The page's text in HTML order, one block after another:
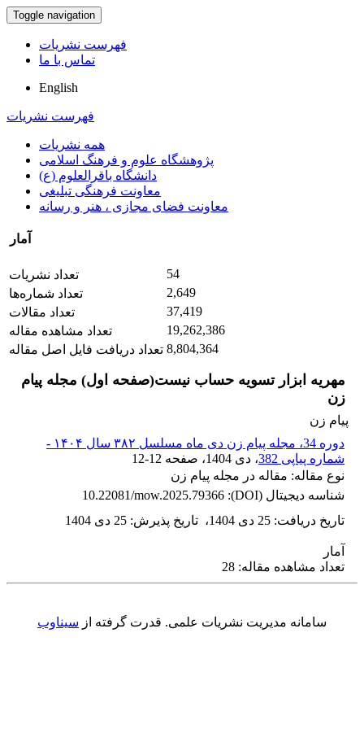
Toggle navigation
فهرست نشریات
تماس با ما
English
فهرست نشریات
همه نشریات
پژوهشگاه علوم و فرهنگ اسلامی
دانشگاه باقرالعلوم (ع)
معاونت فرهنگی تبلیغی
معاونت فضای مجازی ، هنر و رسانه
آمار
تعداد نشریات
54
تعداد شماره‌ها
2,649
تعداد مقالات
37,419
تعداد مشاهده مقاله
19,262,386
تعداد دریافت فایل اصل مقاله 8,804,364
مهریه ابزار تسویه حساب نیست(صفحه اول) مجله پیام
زن
پیام زن
دوره 34، مجله پیام زن دی ماه مسلسل ۳۸۲ سال ۱۴۰۴ -
شماره پیاپی 382
، دی 1404 ، صفحه 12-12
نوع مقاله: مقاله در مجله پیام زن
شناسه دیجیتال (DOI):
10.22081/mow.2025.79366
تاریخ دریافت: 25 دی 1404 ، تاریخ پذیرش: 25 دی 1404
آمار
تعداد مشاهده مقاله: 28
سامانه مدیریت نشریات علمی. قدرت گرفته از سیناوب